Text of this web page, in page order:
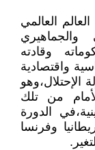
العالمي
والجماهيري
وقادته
واقتصادية
من تلك
الدورة
وفرنسا